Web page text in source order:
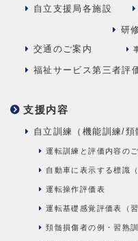
自立支援局各施設
交通のご案内
研
福祉サービス第三者評
支援内容
自立訓練（機能訓練/頚
運転訓練と評価内容の
自動車に表示する標識（
運転操作評価表
運転基礎感覚評価表（
頚髄損傷者の例・習熟